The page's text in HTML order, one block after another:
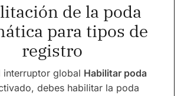
de la poda
para tipos de
registro
interruptor global Habilitar poda
debes habilitar la poda